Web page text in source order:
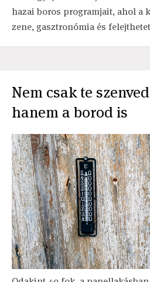
hazai boros programjait, ahol a
zene, gasztronómia és
Nem csak te
hanem a borod is